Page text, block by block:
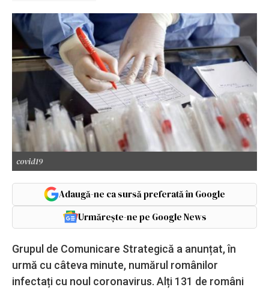
covid19
Adaugă-ne ca sursă preferată în Google
Urmărește-ne pe Google News
Grupul de Comunicare Strategică a anunțat, în
urmă cu câteva minute, numărul românilor
infectați cu noul coronavirus. Alți 131 de români